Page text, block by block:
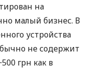
на
малый бизнес. В
устройства
не содержит
грн как в